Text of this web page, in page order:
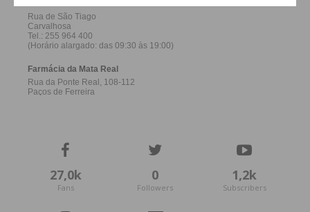
27,0k
Fans
0
Followers
1,2k
Subscribers